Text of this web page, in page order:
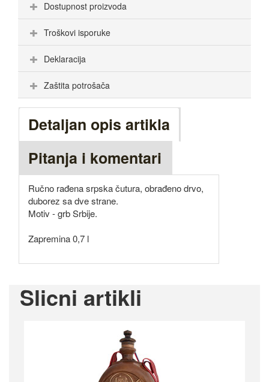
Dostupnost proizvoda
Troškovi isporuke
Deklaracija
Zaštita potrošača
Detaljan opis artikla
Pitanja i komentari
Ručno rađena srpska čutura, obrađeno drvo,
duborez sa dve strane.
Motiv - grb Srbije.
Zapremina 0,7 l
Slicni artikli